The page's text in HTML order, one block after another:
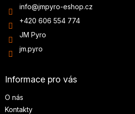
info@jmpyro-eshop.cz
+420 606 554 774
JM Pyro
jm.pyro
Informace pro vás
O nás
Kontakty